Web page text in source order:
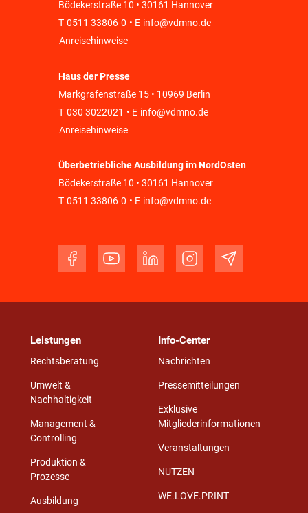
Bödekerstraße 10 • 30161 Hannover
T 0511 33806-0 • E info@vdmno.de
Anreisehinweise
Haus der Presse
Markgrafenstraße 15 • 10969 Berlin
T 030 3022021 • E info@vdmno.de
Anreisehinweise
Überbetriebliche Ausbildung im NordOsten
Bödekerstraße 10 • 30161 Hannover
T 0511 33806-0 • E info@vdmno.de
Leistungen
Rechtsberatung
Umwelt &
Nachhaltigkeit
Management &
Controlling
Produktion &
Prozesse
Ausbildung
Info-Center
Nachrichten
Pressemitteilungen
Exklusive
Mitgliederinformationen
Veranstaltungen
NUTZEN
WE.LOVE.PRINT